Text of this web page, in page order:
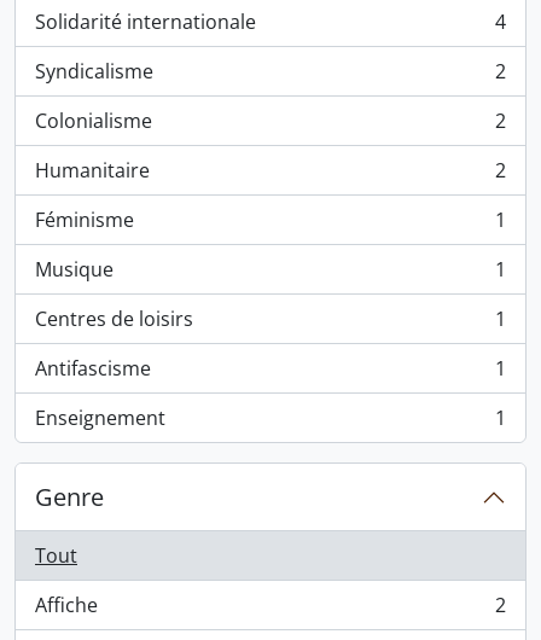
Solidarité internationale
, 4 résultats
4
Syndicalisme
, 2 résultats
2
Colonialisme
, 2 résultats
2
Humanitaire
, 2 résultats
2
Féminisme
, 1 résultats
1
Musique
, 1 résultats
1
Centres de loisirs
, 1 résultats
1
Antifascisme
, 1 résultats
1
Enseignement
, 1 résultats 1
Genre
Tout
Affiche
, 2 résultats
2